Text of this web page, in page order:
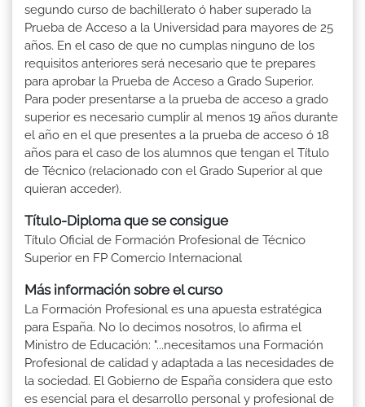
segundo curso de bachillerato ó haber superado la
Prueba de Acceso a la Universidad para mayores de 25
años. En el caso de que no cumplas ninguno de los
requisitos anteriores será necesario que te prepares
para aprobar la Prueba de Acceso a Grado Superior.
Para poder presentarse a la prueba de acceso a grado
superior es necesario cumplir al menos 19 años durante
el año en el que presentes a la prueba de acceso ó 18
años para el caso de los alumnos que tengan el Título
de Técnico (relacionado con el Grado Superior al que
quieran acceder).
Título-Diploma que se consigue
Título Oficial de Formación Profesional de Técnico
Superior en FP Comercio Internacional
Más información sobre el curso
La Formación Profesional es una apuesta estratégica
para España. No lo decimos nosotros, lo afirma el
Ministro de Educación: "...necesitamos una Formación
Profesional de calidad y adaptada a las necesidades de
la sociedad. El Gobierno de España considera que esto
es esencial para el desarrollo personal y profesional de